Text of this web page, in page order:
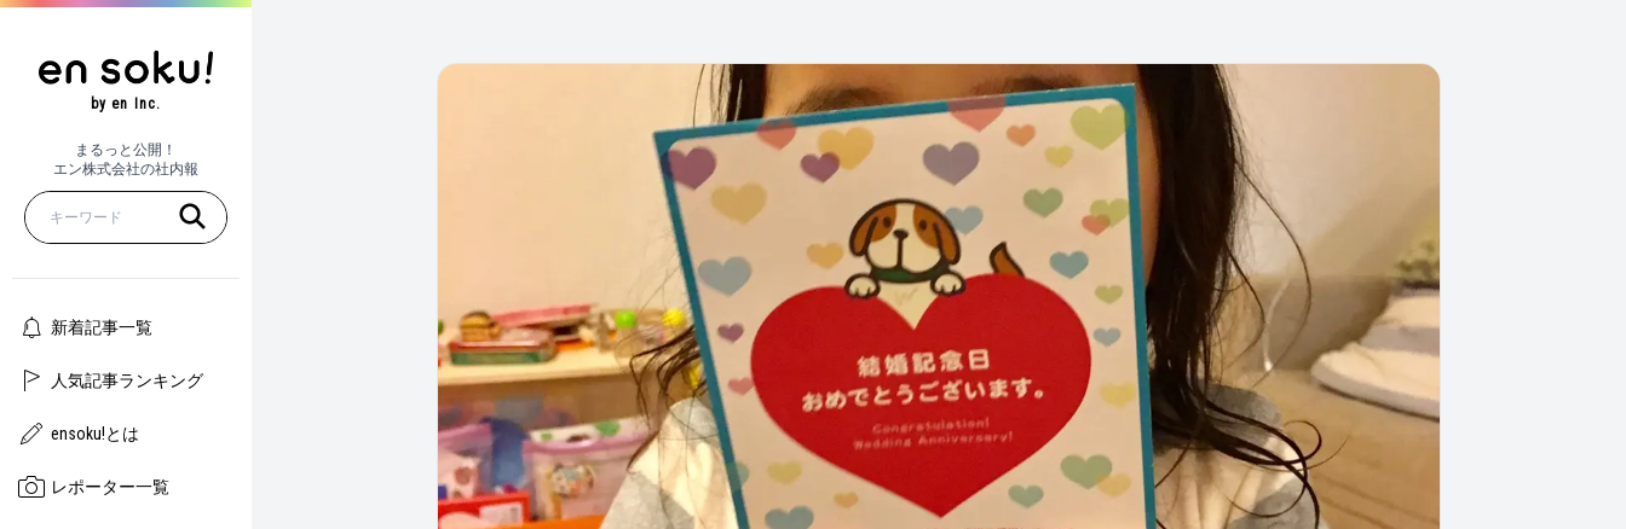
by en Inc.
まるっと公開！
エン株式会社の社内報
新着記事一覧
人気記事ランキング
ensoku!とは
レポーター一覧